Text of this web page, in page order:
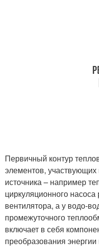
Первичный контур
элементов,
источника – например
циркуляционного
вентилятора, а у водо-
промежуточного
включает в себя
преобразования